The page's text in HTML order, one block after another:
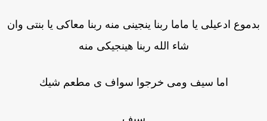
ادعيلى يا ماما ربنا ينجينى منه ربنا معاكى يا بنتى وان
شاء الله ربنا هينجيكى منه
اما سيف ومى خرجوا سواف ى مطعم شيك
سيف